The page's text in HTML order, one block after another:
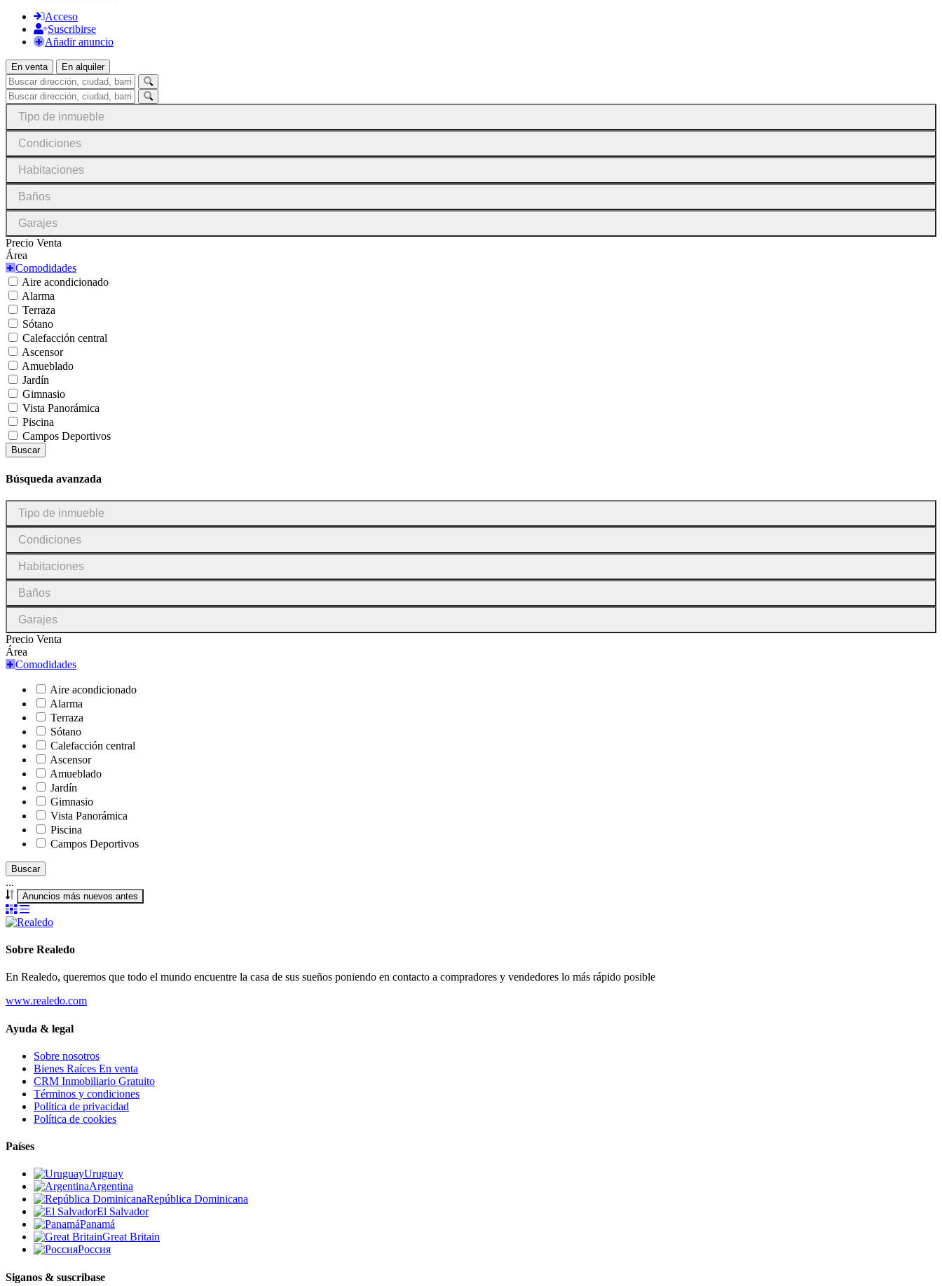
Acceso
Suscribirse
Añadir anuncio
En venta En alquiler
Tipo de inmueble
Condiciones
Habitaciones
Baños
Garajes
Precio Venta
Área
Comodidades
Aire acondicionado
Alarma
Terraza
Sótano
Calefacción central
Ascensor
Amueblado
Jardín
Gimnasio
Vista Panorámica
Piscina
Campos Deportivos
Buscar
Búsqueda avanzada
Tipo
inmueble
Tipo de inmueble
Condiciones
Condiciones
Habitaciones
Habitaciones
Baños
Baños
Garajes
Garajes
Precio Venta
Área
Comodidades
Aire acondicionado
Alarma
Terraza
Sótano
Calefacción central
Ascensor
Amueblado
Jardín
Gimnasio
Vista Panorámica
Piscina
Campos Deportivos
Buscar
...
Anuncios más nuevos antes
Sobre Realedo
En Realedo, queremos que todo el mundo encuentre la casa de sus sueños poniendo en contacto a compradores y vendedores lo más rápido posible
www.realedo.com
Ayuda & legal
Sobre nosotros
Bienes Raíces En venta
CRM Inmobiliario Gratuito
Términos y condiciones
Política de privacidad
Política de cookies
Países
Uruguay
Argentina
República Dominicana
El Salvador
Panamá
Great Britain
Россия
Siganos & suscribase